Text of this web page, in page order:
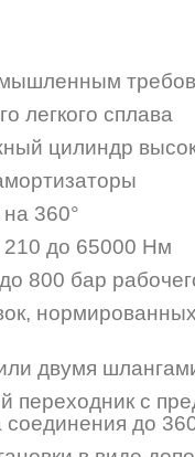
легкого сплава
цилиндр
360°
до 65000 Нм
800 бар
двумя
переходник с
до